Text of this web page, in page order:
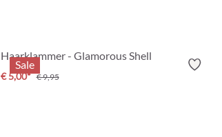
Sale
Haarklammer - Glamorous Shell
€ 5,00* € 9,95